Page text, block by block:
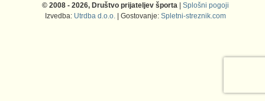
© 2008 - 2026, Društvo prijateljev športa | Splošni pogoji
Izvedba: Utrdba d.o.o. | Gostovanje: Spletni-streznik.com